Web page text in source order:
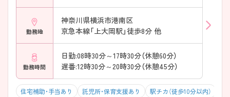
勤務地
神奈川県横浜市港南区
京急本線「上大岡駅」徒歩8分 他
勤務時間
日勤:08時30分～17時30分（休憩60分）
遅番:12時30分～20時30分（休憩45分）
住宅補助・手当あり 託児所・保育支援あり 駅チカ（徒歩10分以内）